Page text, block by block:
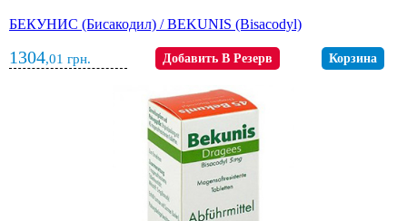
БЕКУНИС (Бисакодил) / BEKUNIS (Bisacodyl)
1304,01 грн. Добавить В Резерв Корзина